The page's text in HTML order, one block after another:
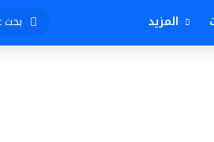
المزيد
بحث
عن